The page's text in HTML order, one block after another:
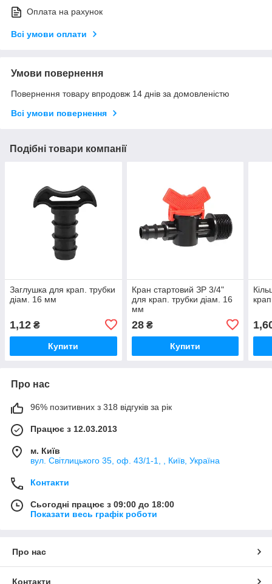
Оплата на рахунок
Всі умови оплати
Умови повернення
Повернення товару впродовж 14 днів за домовленістю
Всі умови повернення
Подібні товари компанії
Заглушка для крап. трубки
діам. 16 мм
1,12 ₴
Купити
Кран стартовий ЗР 3/4"
для крап. трубки діам. 16
мм
28₴
Купити
Про нас
96% позитивних з 318 відгуків за рік
Працює з 12.03.2013
м. Київ
вул. Світлицького 35, оф. 43/1-1, , Київ, Україна
Контакти
Сьогодні працює з 09:00 до 18:00
Показати весь графік роботи
Про нас
Контакти